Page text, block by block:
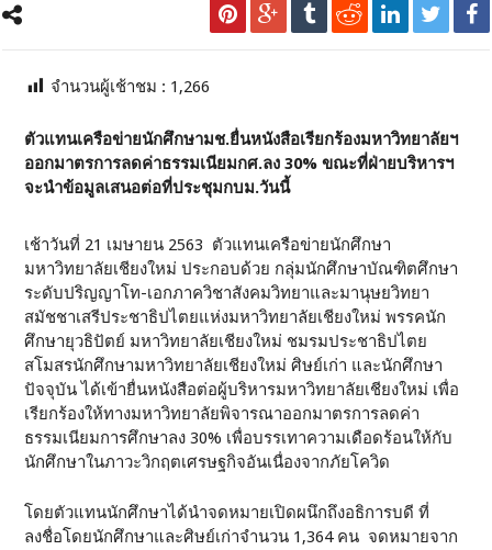
จำนวนผู้เช้าชม : 1,266
ตัวแทนเครือข่ายนักศึกษามช.ยื่นหนังสือเรียกร้องมหาวิทยาลัยฯ
ออกมาตรการลดค่าธรรมเนียมกศ.ลง 30% ขณะที่ฝ่ายบริหารฯ
จะนำข้อมูลเสนอต่อที่ประชุมกบม.วันนี้
เช้าวันที่ 21 เมษายน 2563 ตัวแทนเครือข่ายนักศึกษา
มหาวิทยาลัยเชียงใหม่ ประกอบด้วย กลุ่มนักศึกษาบัณฑิตศึกษา
ระดับปริญญาโท-เอกภาควิชาสังคมวิทยาและมานุษยวิทยา
สมัชชาเสรีประชาธิปไตยแห่งมหาวิทยาลัยเชียงใหม่ พรรคนัก
ศึกษายุวธิปัตย์ มหาวิทยาลัยเชียงใหม่ ชมรมประชาธิปไตย
สโมสรนักศึกษามหาวิทยาลัยเชียงใหม่ ศิษย์เก่า และนักศึกษา
ปัจจุบัน ได้เข้ายื่นหนังสือต่อผู้บริหารมหาวิทยาลัยเชียงใหม่ เพื่อ
เรียกร้องให้ทางมหาวิทยาลัยพิจารณาออกมาตรการลดค่า
ธรรมเนียมการศึกษาลง 30% เพื่อบรรเทาความเดือดร้อนให้กับ
นักศึกษาในภาวะวิกฤตเศรษฐกิจอันเนื่องจากภัยโควิด
โดยตัวแทนนักศึกษาได้นำจดหมายเปิดผนึกถึงอธิการบดี ที่
ลงชื่อโดยนักศึกษาและศิษย์เก่าจำนวน 1,364 คน จดหมายจาก